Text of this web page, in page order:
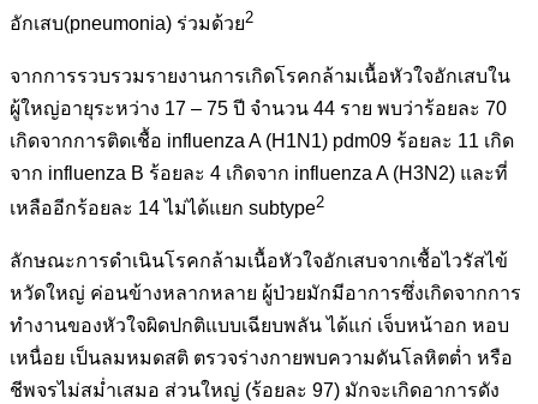
อักเสบ(pneumonia) ร่วมด้วย2
จากการรวบรวมรายงานการเกิดโรคกล้ามเนื้อหัวใจอักเสบใน
ผู้ใหญ่อายุระหว่าง 17 – 75 ปี จำนวน 44 ราย พบว่าร้อยละ 70
เกิดจากการติดเชื้อ influenza A (H1N1) pdm09 ร้อยละ 11 เกิด
จาก influenza B ร้อยละ 4 เกิดจาก influenza A (H3N2) และที่
เหลืออีกร้อยละ 14 ไม่ได้แยก subtype2
ลักษณะการดำเนินโรคกล้ามเนื้อหัวใจอักเสบจากเชื้อไวรัสไข้
หวัดใหญ่ ค่อนข้างหลากหลาย ผู้ป่วยมักมีอาการซึ่งเกิดจากการ
ทำงานของหัวใจผิดปกติแบบเฉียบพลัน ได้แก่ เจ็บหน้าอก หอบ
เหนื่อย เป็นลมหมดสติ ตรวจร่างกายพบความดันโลหิตต่ำ หรือ
ชีพจรไม่สม่ำเสมอ ส่วนใหญ่ (ร้อยละ 97) มักจะเกิดอาการดัง